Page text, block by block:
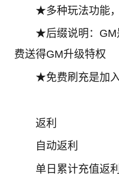
★多种玩法功能
★后缀说明：GM
费送得GM升级特权
★免费刷充是加
返利
自动返利
单日累计充值返